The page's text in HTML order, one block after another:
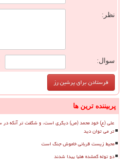
نظر:
سوال:
پربیننده ترین ها
علی (ع) خود محمد (ص) دیگری است، و شگفت تر آنکه در
تر می توان دید
محیط زیست قربانی خاموش جنگ است
دو توله گمشده هلیا پیدا شدند